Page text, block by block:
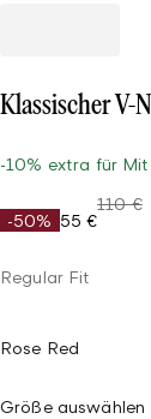
Klassischer V-
-10% extra für
-50% 55 €
110 €
Regular Fit
Rose Red
Größe auswählen